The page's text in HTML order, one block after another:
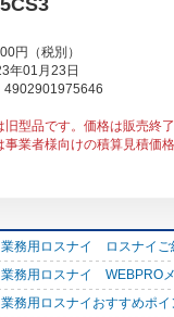
円（税別）
年01月23日
4902901975646
型品です。価格は販売終
業者様向けの積算見積価
業務用ロスナイ ロスナイご
業務用ロスナイ WEBPRO
業務用ロスナイおすすめポ